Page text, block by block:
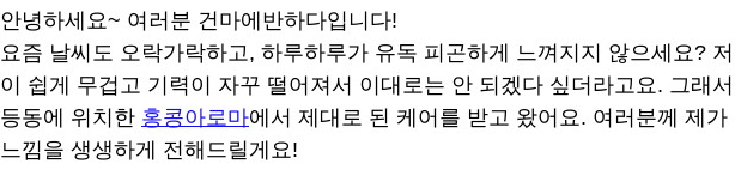
안녕하세요~ 여러분 건마에반하다입니다!
요즘 날씨도 오락가락하고, 하루하루가 유독 피곤하게 느껴지지 않으세요?
이 쉽게 무겁고 기력이 자꾸 떨어져서 이대로는 안 되겠다 싶더라고요. 그래
등동에 위치한 홍콩아로마에서 제대로 된 케어를 받고 왔어요. 여러분께 제가
느낌을 생생하게 전해드릴게요!